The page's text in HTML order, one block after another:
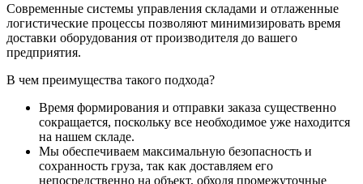
Современные системы управления складами и отлаженные
логистические процессы позволяют минимизировать время
доставки оборудования от производителя до вашего
предприятия.
В чем преимущества такого подхода?
Время формирования и отправки заказа существенно
сокращается, поскольку все необходимое уже находится
на нашем складе.
Мы обеспечиваем максимальную безопасность и
сохранность груза, так как доставляем его
непосредственно на объект, обходя промежуточные